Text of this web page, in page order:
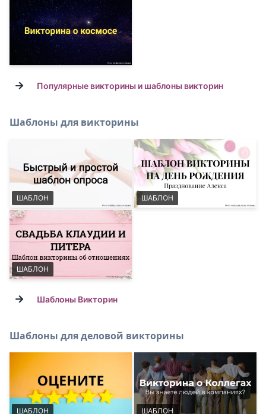
→ Популярные викторины и шаблоны викторин
Шаблоны для викторины
ШАБЛОН ШАБЛОН
ШАБЛОН
→ Шаблоны Викторин
Шаблоны для деловой викторины
ШАБЛОН ШАБЛОН